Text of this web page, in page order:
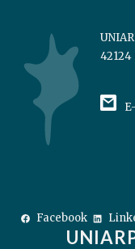
Facebook